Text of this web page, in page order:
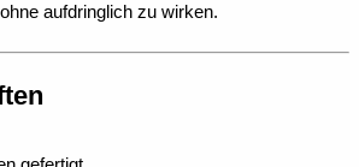
aufdringlich zu wirken.